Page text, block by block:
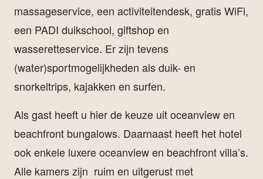
massageservice, een activiteitendesk, gratis WiFi,
een PADI duikschool, giftshop en
wasseretteservice. Er zijn tevens
(water)sportmogelijkheden als duik- en
snorkeltrips, kajakken en surfen.
Als gast heeft u hier de keuze uit oceanview en
beachfront bungalows. Daarnaast heeft het hotel
ook enkele luxere oceanview en beachfront villa’s.
Alle kamers zijn ruim en uitgerust met